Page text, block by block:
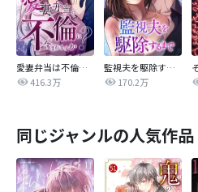
愛妻弁当は不倫に含まれますか？
416.3万
監視夫を駆除するまで
170.2万
同じジャンルの人気作品